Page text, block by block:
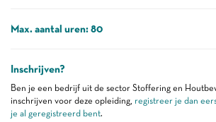
Max. aantal uren: 80
Inschrijven?
Ben je een bedrijf uit de sector Stoffering en
inschrijven voor deze opleiding, registreer je dan
je al geregistreerd bent.